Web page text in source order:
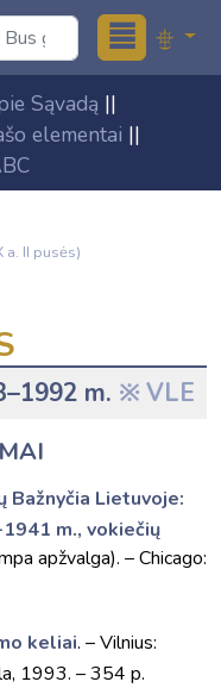
≣
Sąvadą ||
elementai ||
II pusės)
m. VLE
Bažnyčia Lietuvoje:
m., vokiečių
apžvalga). – Chicago:
keliai. – Vilnius:
1993. – 354 p.